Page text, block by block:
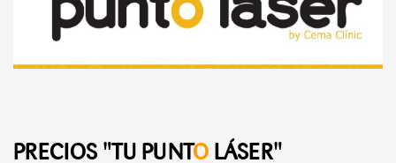
PRECIOS "TU PUNTO LÁSER"